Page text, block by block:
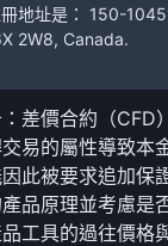
地址是： 150-
2W8, Canada.
差價合約（CFD
易的屬性導致本
此被要求追加保
品原理並考慮是
工具的過往價格